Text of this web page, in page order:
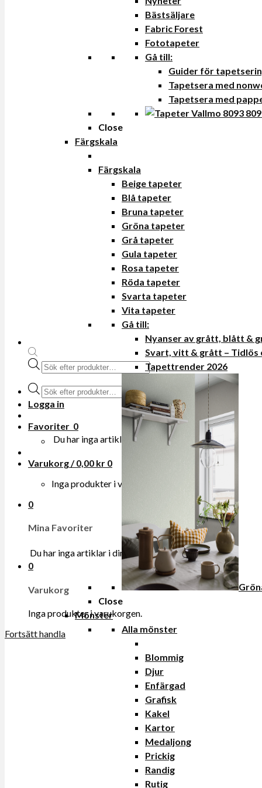
Produktsökning
Produktsökning
Logga in
Favoriter 0
Du har inga artiklar i din onskelista.
Varukorg /0,00 kr 0
Inga produkter i varukorgen.
0
Mina Favoriter
Du har inga artiklar i din onskelista.
0
Varukorg
Inga produkter i varukorgen.
Fortsätt handla
Bästsäljare
Fabric Forest
Fototapeter
Gå till:
Guider för
Tapetsera med
Tapetsera med
Close
Färgskala
Färgskala
Beige tapeter
Blå tapeter
Bruna tapeter
Gröna tapeter
Grå tapeter
Gula tapeter
Rosa tapeter
Röda tapeter
Svarta tapeter
Vita tapeter
Gå till:
Nyanser av grått, blått &
Svart, vitt & grått – Tidlös
Tapettrender 2026
Close
Mönster
Alla mönster
Blommig
Djur
Enfärgad
Grafisk
Kakel
Kartor
Medaljong
Prickig
Randig
Rutig